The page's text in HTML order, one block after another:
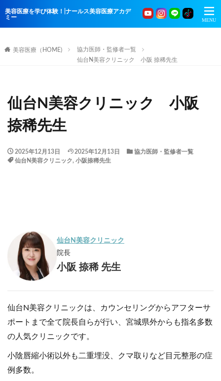
美容医療を学び体験！|ナールス美容医療アカデ
ミー
美容医療（HOME)
協力医師・監修者一覧
仙台N美容クリニック 小阪 捺稀先生
仙台N美容クリニック 小阪
捺稀先生
2025年12月13日 2025年12月13日
協力医師・監修者一覧
仙台N美容クリニック, 小阪捺稀先生
仙台N美容クリニック
院長
小阪 捺稀 先生
仙台N美容クリニックは、カウンセリングからアフターサ
ポートまで全て院長自らが行い、宮城県外からも指名多数
の人気クリニックです。
小陰唇縮小術以外も二重埋没、クマ取りなど目元整形の症
例多数。